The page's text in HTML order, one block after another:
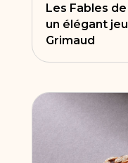
Les Fables
un élégant
Grimaud